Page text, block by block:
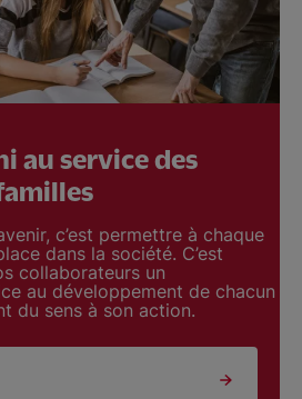
au service des
c’est permettre à chaque
dans la société. C’est
collaborateurs un
au développement de chacun
du sens à son action.